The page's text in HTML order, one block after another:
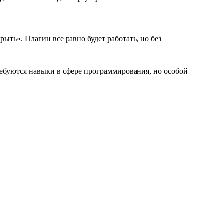
Плагин все равно будет работать, но без
навыки в сфере программирования, но особой